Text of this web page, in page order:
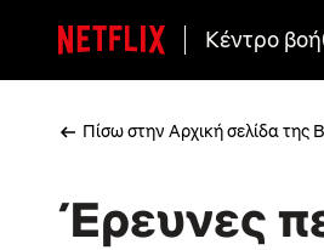
Κέντρο
Πίσω στην Αρχική σελίδα της
Έρευνες